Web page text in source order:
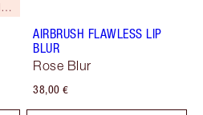
INCISIONE MAGICA DISPONIBILE!
AIRBRUSH FLAWLESS LIP
BLUR
Rose Blur
38,00 €